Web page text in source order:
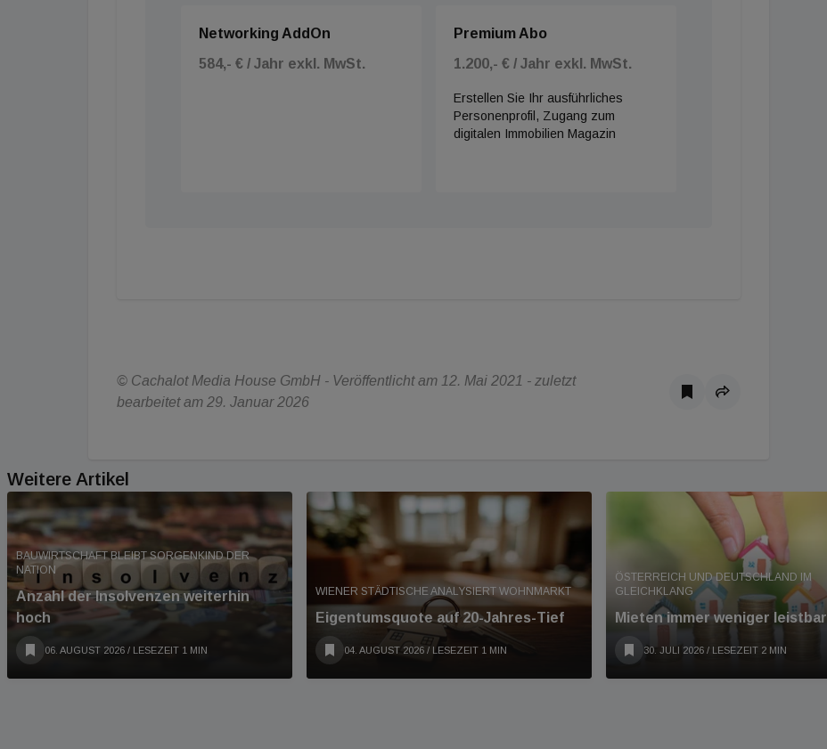
Networking AddOn
584,- € / Jahr exkl. MwSt.
Premium Abo
1.200,- € / Jahr exkl. MwSt.
Erstellen Sie Ihr ausführliches
Personenprofil, Zugang zum
digitalen Immobilien Magazin
© Cachalot Media House GmbH - Veröffentlicht am 12. Mai 2021 - zuletzt
bearbeitet am 29. Januar 2026
Weitere Artikel
BAUWIRTSCHAFT BLEIBT SORGENKIND DER
NATION
Anzahl der Insolvenzen weiterhin
hoch
06. AUGUST 2026 / LESEZEIT 1 MIN
WIENER STÄDTISCHE ANALYSIERT WOHNMARKT
Eigentumsquote auf 20-Jahres-Tief
04. AUGUST 2026 / LESEZEIT 1 MIN
ÖSTERREICH UND DEUTSCHLAND IM
GLEICHKLANG
Mieten immer weniger leistbar
30. JULI 2026 / LESEZEIT 2 MIN